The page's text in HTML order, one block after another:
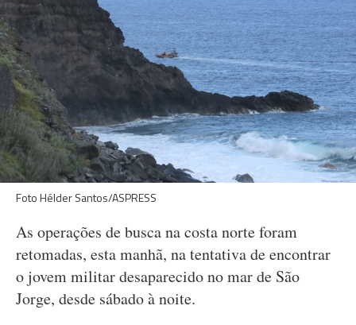
Foto Hélder Santos/ASPRESS
As operações de busca na costa norte foram
retomadas, esta manhã, na tentativa de encontrar
o jovem militar desaparecido no mar de São
Jorge, desde sábado à noite.